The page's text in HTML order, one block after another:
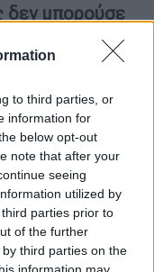
to third parties, or
information for
below opt-out
note that after your
seeing
utilized by
parties prior to
of the further
third parties on the
δεν μπορούσε
του
χρήστες
στον
οικονομία
το ίδιο
σήμερα θα
με τοFortune.